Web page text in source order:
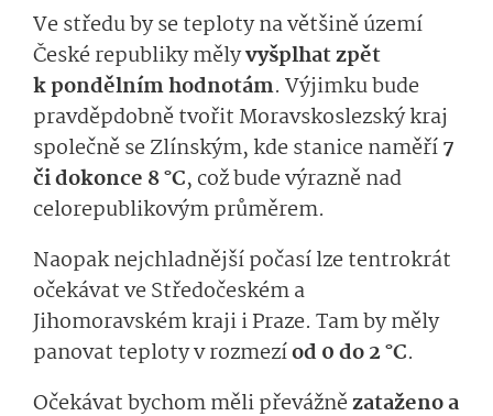
Ve středu by se teploty na většině území
České republiky mělyvyšplhat zpět
k pondělním hodnotám. Výjimku bude
pravděpdobně tvořit Moravskoslezský kraj
společně se Zlínským, kde stanice naměří7
či dokonce 8 °C, což bude výrazně nad
celorepublikovým průměrem.
Naopak nejchladnější počasí lze tentrokrát
očekávat ve Středočeském a
Jihomoravském kraji i Praze. Tam by měly
panovat teploty v rozmezíod 0 do 2 °C.
Očekávat bychom měli převážnězataženo a